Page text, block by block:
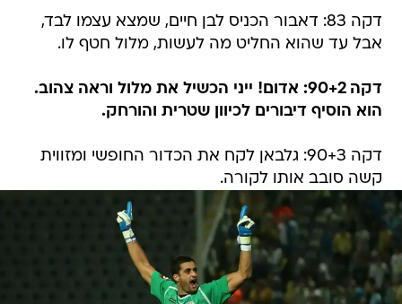
דקה 83: דאבור הכניס לבן חיים, שמצא עצמו לבד,
אבל עד שהוא החליט מה לעשות, מלול חטף לו.
דקה 90+2: אדום! ייני הכשיל את מלול וראה צהוב.
הוא הוסיף דיבורים לכיוון שטרית והורחק.
דקה 90+3: גלבאן לקח את הכדור החופשי ומזווית
קשה סובב אותו לקורה.